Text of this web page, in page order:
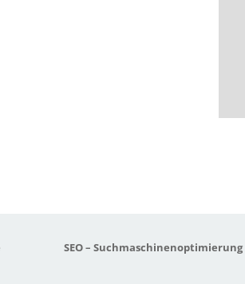
SEO – Suchmaschinenoptimierung